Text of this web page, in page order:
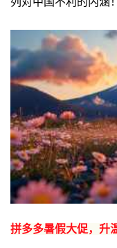
拼多多暑假大促，升